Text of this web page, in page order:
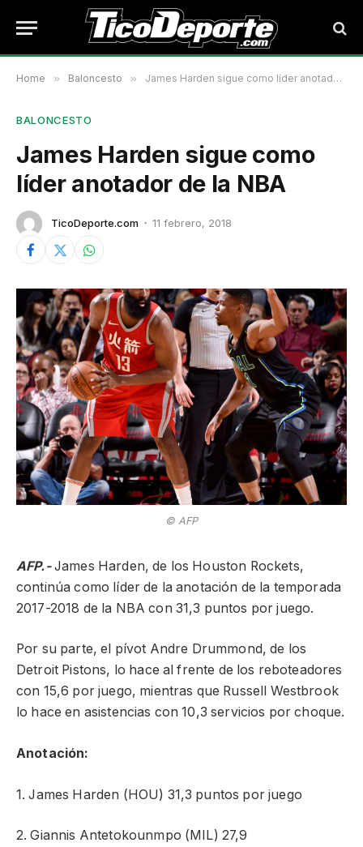
Home » Baloncesto » James Harden sigue como líder anotador de la NBA
BALONCESTO
James Harden sigue como
líder anotador de la NBA
TicoDeporte.com 11 febrero, 2018
© AFP
AFP.- James Harden, de los Houston Rockets,
continúa como líder de la anotación de la temporada
2017-2018 de la NBA con 31,3 puntos por juego.
Por su parte, el pívot Andre Drummond, de los
Detroit Pistons, lo hace al frente de los reboteadores
con 15,6 por juego, mientras que Russell Westbrook
lo hace en asistencias con 10,3 servicios por choque.
Anotación:
1. James Harden (HOU) 31,3 puntos por juego
2. Giannis Antetokounmpo (MIL) 27,9